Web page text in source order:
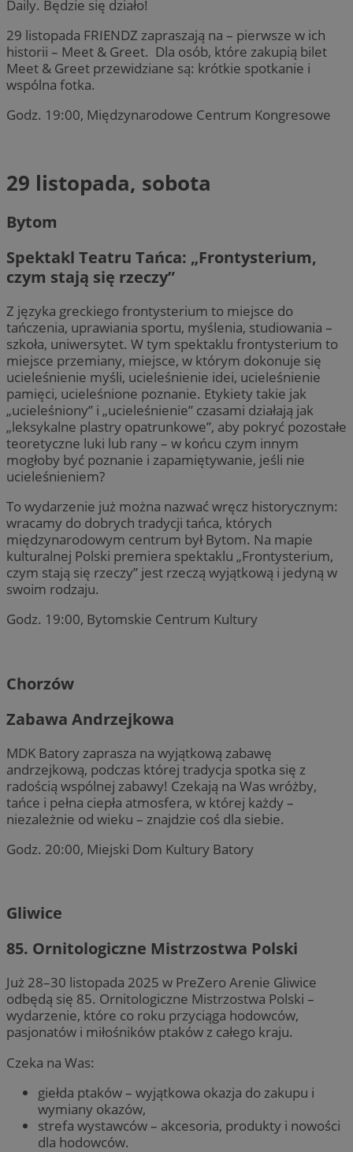
Daily. Będzie się działo!
29 listopada FRIENDZ zapraszają na – pierwsze w ich
historii – Meet & Greet. Dla osób, które zakupią bilet
Meet & Greet przewidziane są: krótkie spotkanie i
wspólna fotka.
Godz. 19:00, Międzynarodowe Centrum Kongresowe
29 listopada, sobota
Bytom
Spektakl Teatru Tańca: „Frontysterium,
czym stają się rzeczy”
Z języka greckiego frontysterium to miejsce do
tańczenia, uprawiania sportu, myślenia, studiowania –
szkoła, uniwersytet. W tym spektaklu frontysterium to
miejsce przemiany, miejsce, w którym dokonuje się
ucieleśnienie myśli, ucieleśnienie idei, ucieleśnienie
pamięci, ucieleśnione poznanie. Etykiety takie jak
„ucieleśniony” i „ucieleśnienie” czasami działają jak
„leksykalne plastry opatrunkowe”, aby pokryć pozostałe
teoretyczne luki lub rany – w końcu czym innym
mogłoby być poznanie i zapamiętywanie, jeśli nie
ucieleśnieniem?
To wydarzenie już można nazwać wręcz historycznym:
wracamy do dobrych tradycji tańca, których
międzynarodowym centrum był Bytom. Na mapie
kulturalnej Polski premiera spektaklu „Frontysterium,
czym stają się rzeczy” jest rzeczą wyjątkową i jedyną w
swoim rodzaju.
Godz. 19:00, Bytomskie Centrum Kultury
Chorzów
Zabawa Andrzejkowa
MDK Batory zaprasza na wyjątkową zabawę
andrzejkową, podczas której tradycja spotka się z
radością wspólnej zabawy! Czekają na Was wróżby,
tańce i pełna ciepła atmosfera, w której każdy –
niezależnie od wieku – znajdzie coś dla siebie.
Godz. 20:00, Miejski Dom Kultury Batory
Gliwice
85. Ornitologiczne Mistrzostwa Polski
Już 28–30 listopada 2025 w PreZero Arenie Gliwice
odbędą się 85. Ornitologiczne Mistrzostwa Polski –
wydarzenie, które co roku przyciąga hodowców,
pasjonatów i miłośników ptaków z całego kraju.
Czeka na Was:
giełda ptaków – wyjątkowa okazja do zakupu i
wymiany okazów,
strefa wystawców – akcesoria, produkty i nowości
dla hodowców.